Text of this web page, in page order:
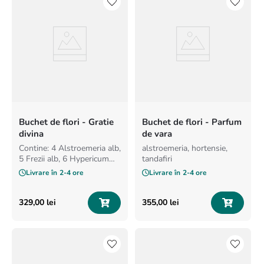
Buchet de flori - Gratie
divina
Contine: 4 Alstroemeria alb,
5 Frezii alb, 6 Hypericum
rosu, 1 Trandafiri rosu, 4
Livrare în 2-4 ore
329,00 lei
Buchet de flori - Parfum
de vara
alstroemeria, hortensie,
tandafiri
Livrare în 2-4 ore
355,00 lei